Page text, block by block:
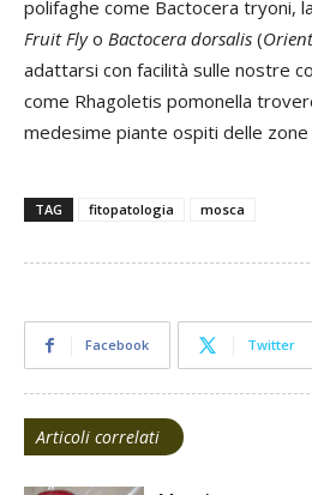
polifaghe come Bactocera tryoni,
Fruit Flyo Bactocera dorsalis (
adattarsi con facilità sulle nostre
come Rhagoletis pomonella
medesime piante ospiti delle zone
TAG fitopatologia mosca
Facebook Twitter
Articoli correlati